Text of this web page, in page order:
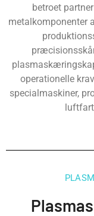
betroet
metalkomponenter
operationelle
specialmaskiner,